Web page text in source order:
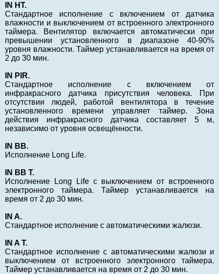
IN НT.
Стандартное исполнение с включением от датчика
влажности и выключением от встроенного электронного
таймера. Вентилятор включается автоматически при
превышении установленного в диапазоне 40-90%
уровня влажности. Таймер устанавливается на время от
2 до 30 мин.
IN PIR.
Стандартное исполнение с включением от
инфракрасного датчика присутствия человека. При
отсутствии людей, работой вентилятора в течение
установленного времени управляет таймер. Зона
действия инфракрасного датчика составляет 5 м,
независимо от уровня освещённости.
IN BB.
Исполнение Long Life.
IN BB T.
Исполнение Long Life c выключением от встроенного
электронного таймера. Таймер устанавливается на
время от 2 до 30 мин.
IN A.
Стандартное исполнение с автоматическими жалюзи.
IN A T.
Стандартное исполнение с автоматическими жалюзи и
выключением от встроенного электронного таймера.
Таймер устанавливается на время от 2 до 30 мин.